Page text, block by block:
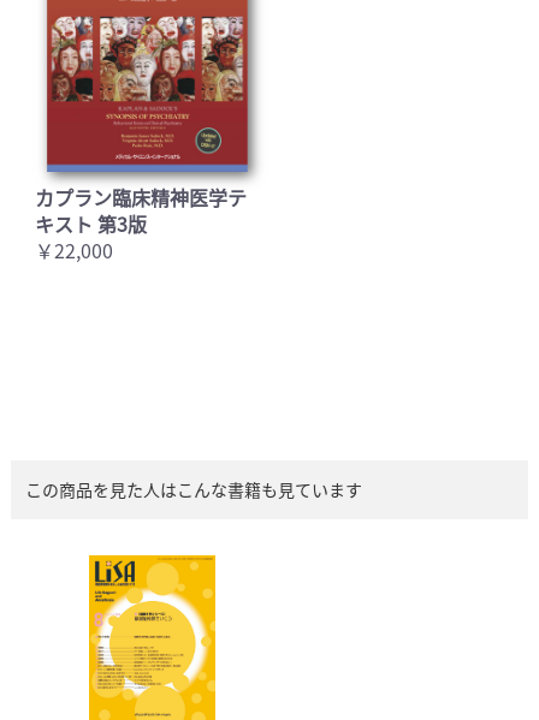
カプラン臨床精神医学テ
キスト 第3版
￥22,000
この商品を見た人はこんな書籍も見ています